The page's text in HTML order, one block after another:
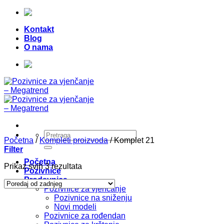
Skip
contentKontakt
Blog
O nama
Pretraži:
Početna
Pozivnice
Prodavnica
Pozivnice za vjenčanje
Pozivnice na sniženju
Novi modeli
Pozivnice za rođendan
Početna / Kompleti proizvoda /Komplet 21
Filter
Prikaz svih 3 rezultata